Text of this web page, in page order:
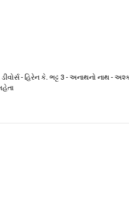
- હિરેન કે. ભટ્ટ 3 - અનાથનો નાથ -